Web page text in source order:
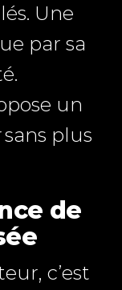
Une
par sa
un
plus
de
c’est